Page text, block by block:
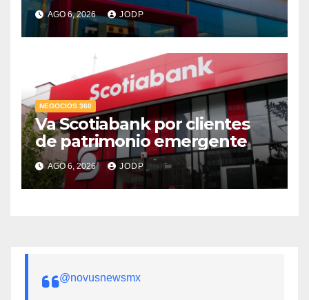
supera 14% del mercado
crediticio
AGO 6, 2026 JODP
NEGOCIOS 360
Va Scotiabank por clientes
de patrimonio emergente
AGO 6, 2026 JODP
@novusnewsmx